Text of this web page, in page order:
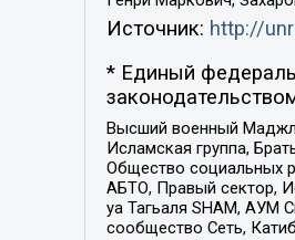
Источник: http://
* Единый
Высший военный
Исламская группа,
Общество социальных
АБТО, Правый сектор,
уа Тагьаля SHAM, АУМ
сообщество Сеть,